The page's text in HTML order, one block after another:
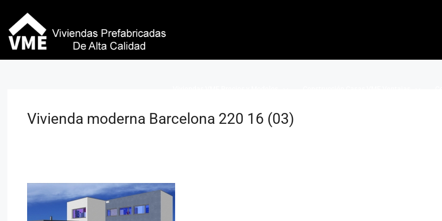
Vivienda moderna Barcelona 220 16 (03)